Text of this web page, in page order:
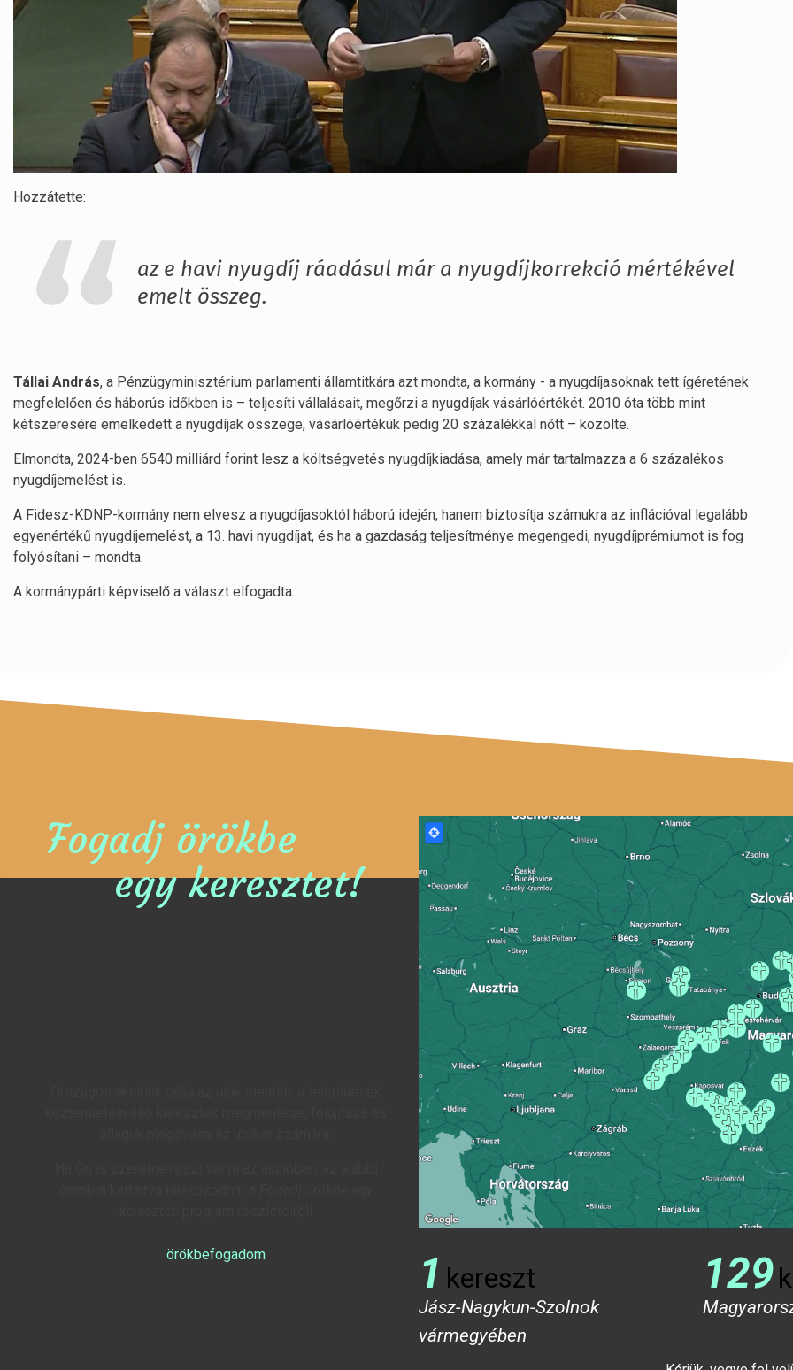
Hozzátette:
az e havi nyugdíj ráadásul már a nyugdíjkorrekció mértékével
emelt összeg.
Tállai András, a Pénzügyminisztérium parlamenti államtitkára azt mondta, a kormány - a nyugdíjasoknak tett ígéretének
megfelelően és háborús időkben is – teljesíti vállalásait, megőrzi a nyugdíjak vásárlóértékét. 2010 óta több mint
kétszeresére emelkedett a nyugdíjak összege, vásárlóértékük pedig 20 százalékkal nőtt – közölte.
Elmondta, 2024-ben 6540 milliárd forint lesz a költségvetés nyugdíjkiadása, amely már tartalmazza a 6 százalékos
nyugdíjemelést is.
A Fidesz-KDNP-kormány nem elvesz a nyugdíjasoktól háború idején, hanem biztosítja számukra az inflációval legalább
egyenértékű nyugdíjemelést, a 13. havi nyugdíjat, és ha a gazdaság teljesítménye megengedi, nyugdíjprémiumot is fog
folyósítani – mondta.
A kormánypárti képviselő a választ elfogadta.
Fogadj örökbe
egy keresztet!
örökbefogadom 1 kereszt
Jász-Nagykun-Szolnok
vármegyében
129